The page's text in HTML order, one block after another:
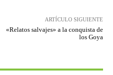
ARTÍCULO SIGUIENTE
«Relatos salvajes» a la conquista de
los Goya